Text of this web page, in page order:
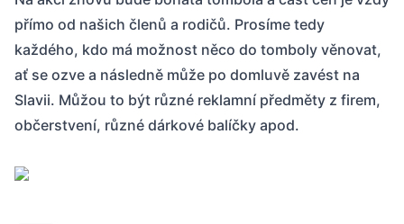
přímo od našich členů a rodičů. Prosíme tedy
každého, kdo má možnost něco do tomboly věnovat,
ať se ozve a následně může po domluvě zavést na
Slavii. Můžou to být různé reklamní předměty z firem,
občerstvení, různé dárkové balíčky apod.